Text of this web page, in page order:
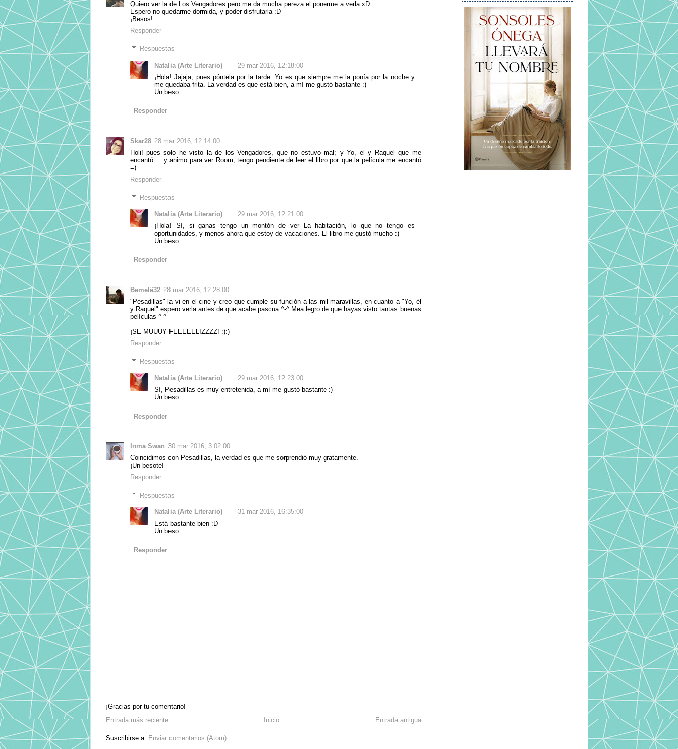
Quiero ver la de Los Vengadores pero me da mucha pereza el ponerme a verla xD
Espero no quedarme dormida, y poder disfrutarla :D
¡Besos!
Responder
Respuestas
Natalia (Arte Literario)
29 mar 2016, 12:18:00
¡Hola! Jajaja, pues póntela por la tarde. Yo es que siempre me la ponía por la noche y
me quedaba frita. La verdad es que está bien, a mí me gustó bastante :)
Un beso
Responder
Skar28 28 mar 2016, 12:14:00
Holi! pues solo he visto la de los Vengadores, que no estuvo mal; y Yo, el y Raquel que me
encantó ... y animo para ver Room, tengo pendiente de leer el libro por que la película me encantó
=)
Responder
Respuestas
Natalia (Arte Literario)
29 mar 2016, 12:21:00
¡Hola! Sí, si ganas tengo un montón de ver La habitación, lo que no tengo es
oportunidades, y menos ahora que estoy de vacaciones. El libro me gustó mucho :)
Un beso
Responder
Bemelë32 28 mar 2016, 12:28:00
"Pesadillas" la vi en el cine y creo que cumple su función a las mil maravillas, en cuanto a "Yo, él
y Raquel" espero verla antes de que acabe pascua ^-^ Mea legro de que hayas visto tantas buenas
películas ^-^
¡SE MUUUY FEEEEELIZZZZ! :):)
Responder
Respuestas
Natalia (Arte Literario)
29 mar 2016, 12:23:00
Sí, Pesadillas es muy entretenida, a mí me gustó bastante :)
Un beso
Responder
Inma Swan 30 mar 2016, 3:02:00
Coincidimos con Pesadillas, la verdad es que me sorprendió muy gratamente.
¡Un besote!
Responder
Respuestas
Natalia (Arte Literario)
31 mar 2016, 16:35:00
Está bastante bien :D
Un beso
Responder
¡Gracias por tu comentario!
Entrada más reciente
Entrada antigua
Inicio
Suscribirse a: Enviar comentarios (Atom)